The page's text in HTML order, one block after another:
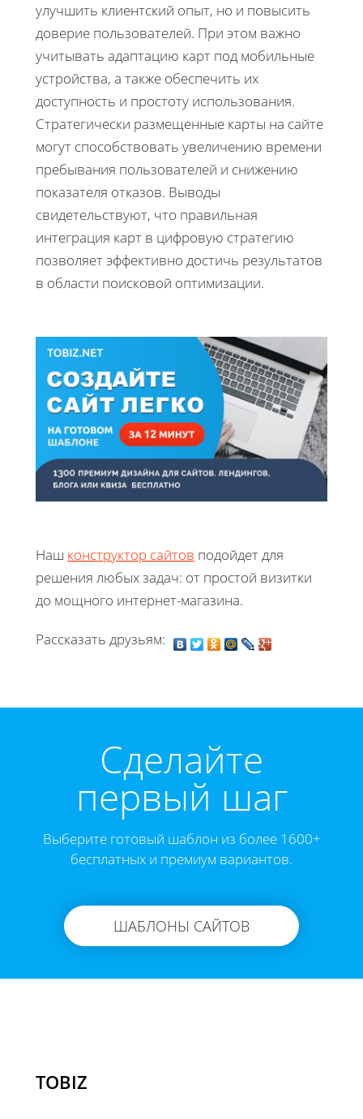
улучшить клиентский опыт, но и повысить
доверие пользователей. При этом важно
учитывать адаптацию карт под мобильные
устройства, а также обеспечить их
доступность и простоту использования.
Стратегически размещенные карты на сайте
могут способствовать увеличению времени
пребывания пользователей и снижению
показателя отказов. Выводы
свидетельствуют, что правильная
интеграция карт в цифровую стратегию
позволяет эффективно достичь результатов
в области поисковой оптимизации.
Наш конструктор сайтов подойдет для
решения любых задач: от простой визитки
до мощного интернет-магазина.
Рассказать друзьям:
Cделайте
первый шаг
Выберите готовый шаблон из более 1600+
бесплатных и премиум вариантов.
ШАБЛОНЫ САЙТОВ
TOBIZ